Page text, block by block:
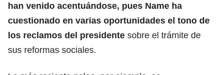
han venido acentuándose, pues Name ha
cuestionado en varias oportunidades el tono de
los reclamos del presidente sobre el trámite de
sus reformas sociales.